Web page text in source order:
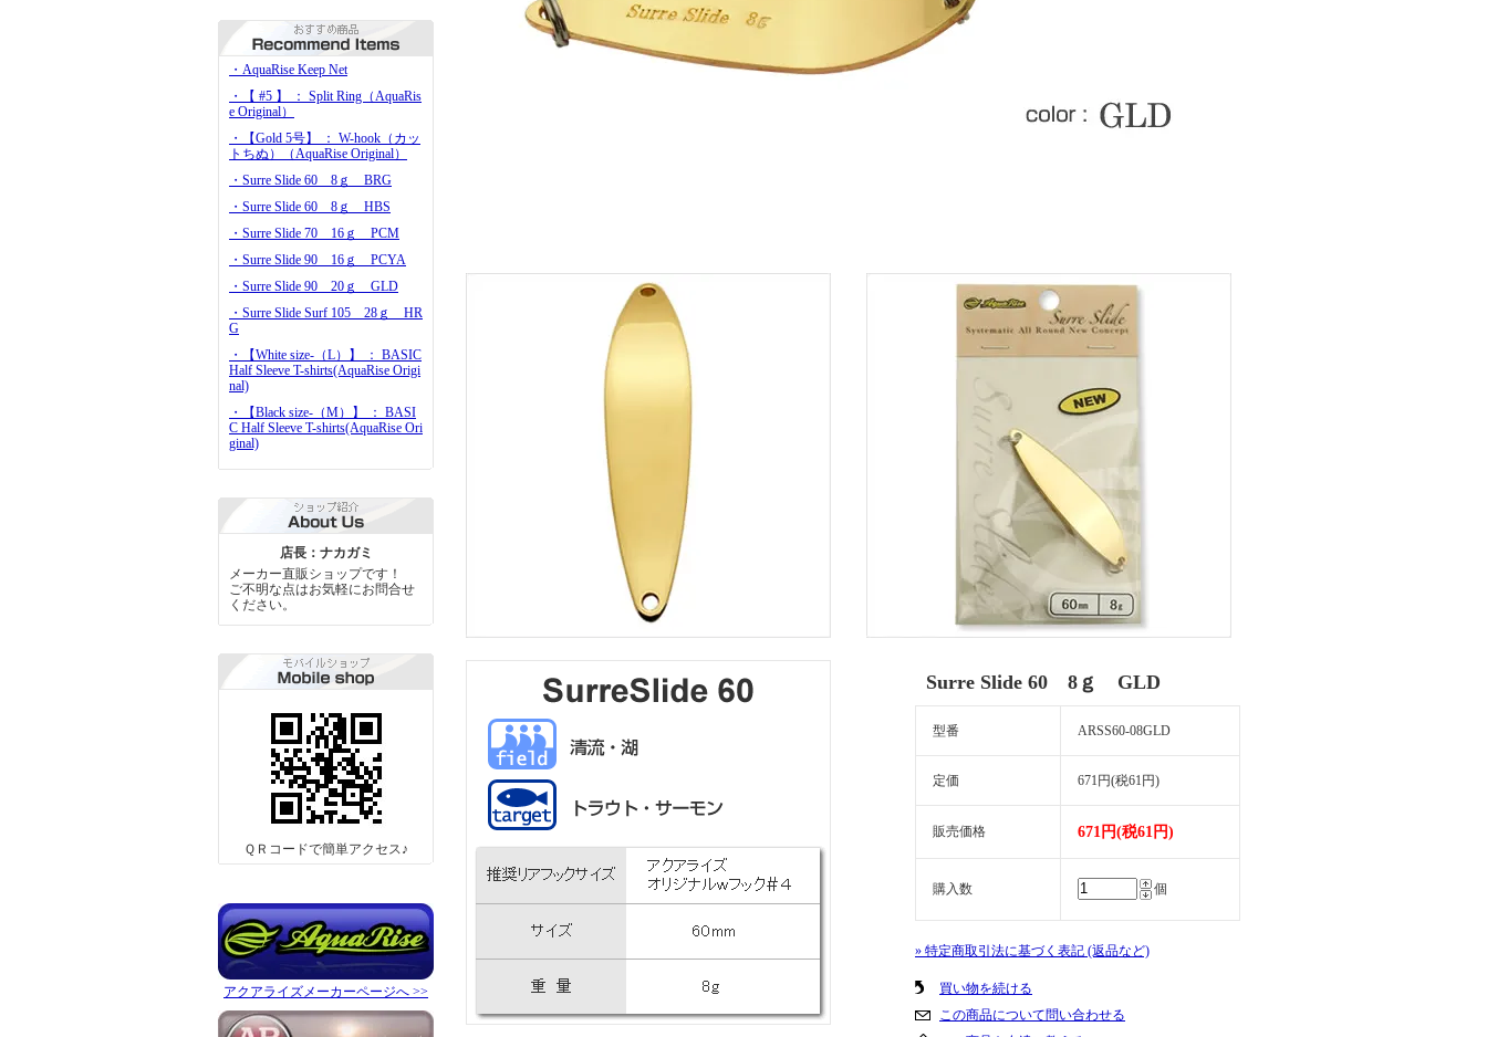
・AquaRise Keep Net
・【 #5 】 ： Split Ring（AquaRis
e Original）
・【Gold 5号】 ： W-hook（カッ
トちぬ）（AquaRise Original）
・Surre Slide 60 8ｇ BRG
・Surre Slide 60 8ｇ HBS
・Surre Slide 70 16ｇ PCM
・Surre Slide 90 16ｇ PCYA
・Surre Slide 90 20ｇ GLD
・Surre Slide Surf 105 28ｇ HR
G
・【White size-（L）】 ： BASIC
Half Sleeve T-shirts(AquaRise Origi
nal)
・【Black size-（M）】 ： BASI
C Half Sleeve T-shirts(AquaRise Ori
ginal)
店長：ナカガミ
メーカー直販ショップです！
ご不明な点はお気軽にお問合せ
ください。
ＱＲコードで簡単アクセス♪
アクアライズメーカーページへ >>
Surre Slide 60 8ｇ GLD
型番 ARSS60-08GLD
定価 671円(税61円)
販売価格 671円(税61円)
購入数 個
» 特定商取引法に基づく表記 (返品など)
買い物を続ける
この商品について問い合わせる